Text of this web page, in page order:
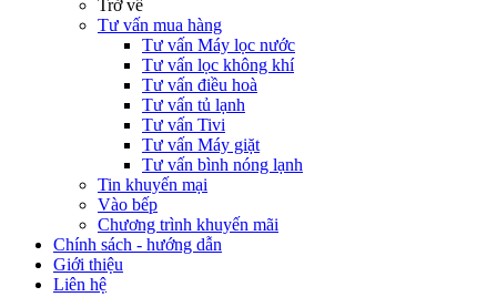
Trở về
Tư vấn mua hàng
Tư vấn Máy lọc nước
Tư vấn lọc không khí
Tư vấn điều hoà
Tư vấn tủ lạnh
Tư vấn Tivi
Tư vấn Máy giặt
Tư vấn bình nóng lạnh
Tin khuyến mại
Vào bếp
Chương trình khuyến mãi
Chính sách - hướng dẫn
Giới thiệu
Liên hệ